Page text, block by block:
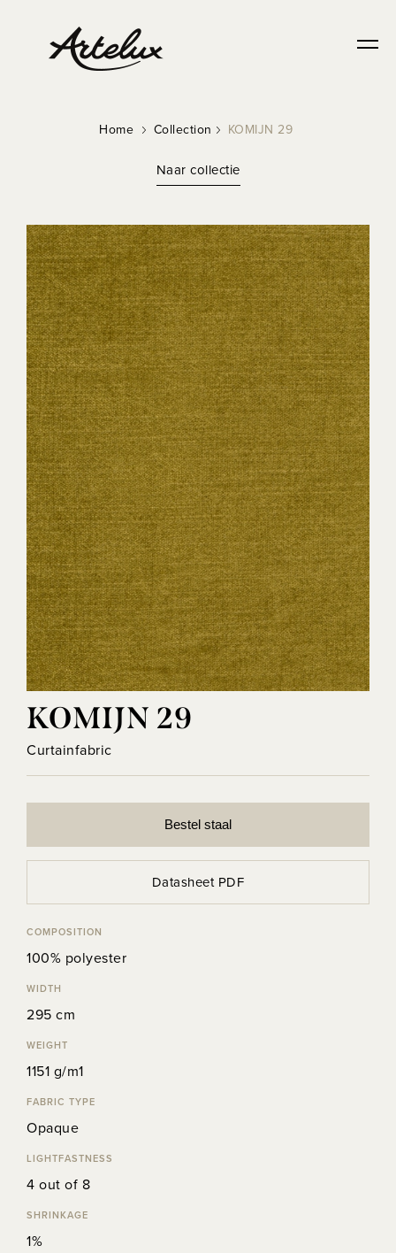
Home Collection KOMIJN 29
Naar collectie
KOMIJN 29
Curtainfabric
Bestel staal
Datasheet PDF
COMPOSITION
100% polyester
WIDTH
295 cm
WEIGHT
1151 g/m1
FABRIC TYPE
Opaque
LIGHTFASTNESS
4 out of 8
SHRINKAGE
1%